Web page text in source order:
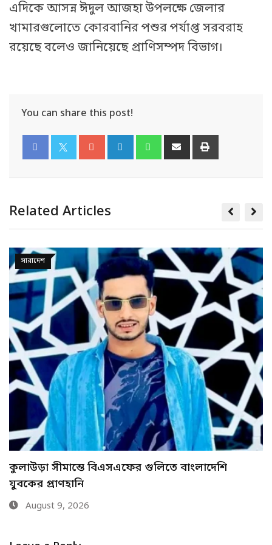
এদিকে আসন্ন ঈদুল আজহা উপলক্ষে জেলার
খামারগুলোতে কোরবানির পশুর পর্যাপ্ত সরবরাহ
রয়েছে বলেও জানিয়েছে প্রাণিসম্পদ বিভাগ।
You can share this post!
Related Articles
অপরাধ
ভুয়া পরিচয়ে ওমান পালানোর চেষ্টাকালে শাহজালাল
বিমানবন্দরে শীর্ষ…
August 9, 2026